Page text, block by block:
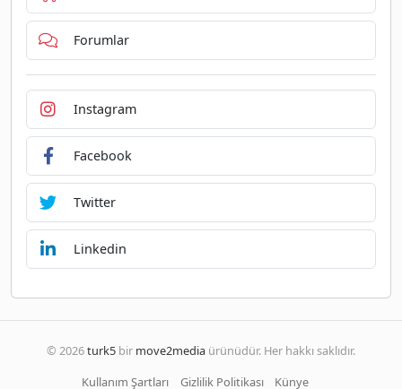
Forumlar
Instagram
Facebook
Twitter
Linkedin
© 2026turk5 bir move2media ürünüdür. Her hakkı saklıdır.
Kullanım Şartları
Gizlilik Politikası Künye